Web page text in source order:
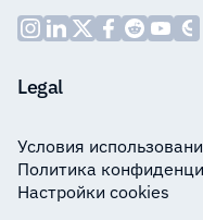
Legal
Условия
Политика
Настройки cookies